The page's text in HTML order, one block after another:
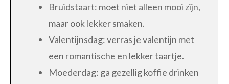
Bruidstaart: moet niet alleen mooi zijn,
maar ook lekker smaken.
Valentijnsdag: verras je valentijn met
een romantische en lekker taartje.
Moederdag: ga gezellig koffie drinken